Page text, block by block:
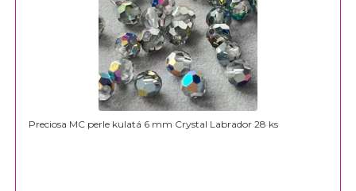
Preciosa MC perle kulatá 6 mm Crystal Labrador 28 ks